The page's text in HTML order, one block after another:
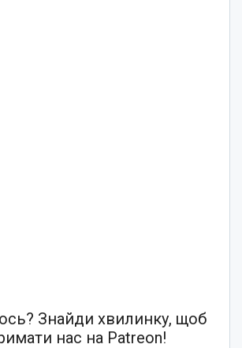
Знайди хвилинку, щоб
нас на Patreon!